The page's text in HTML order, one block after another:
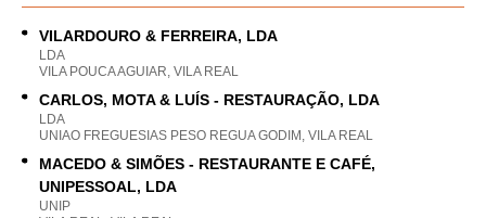
VILARDOURO & FERREIRA, LDA
LDA
VILA POUCA AGUIAR, VILA REAL
CARLOS, MOTA & LUÍS - RESTAURAÇÃO, LDA
LDA
UNIAO FREGUESIAS PESO REGUA GODIM, VILA REAL
MACEDO & SIMÕES - RESTAURANTE E CAFÉ,
UNIPESSOAL, LDA
UNIP